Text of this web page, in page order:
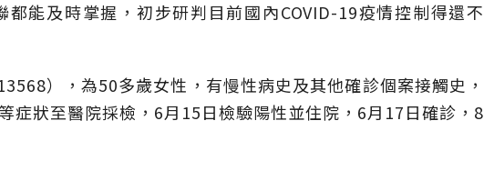
能及時掌握，初步研判目前國內COVID-19疫情控制得還不
），為50多歲女性，有慢性病史及其他確診個案接觸史，
症狀至醫院採檢，6月15日檢驗陽性並住院，6月17日確診，8